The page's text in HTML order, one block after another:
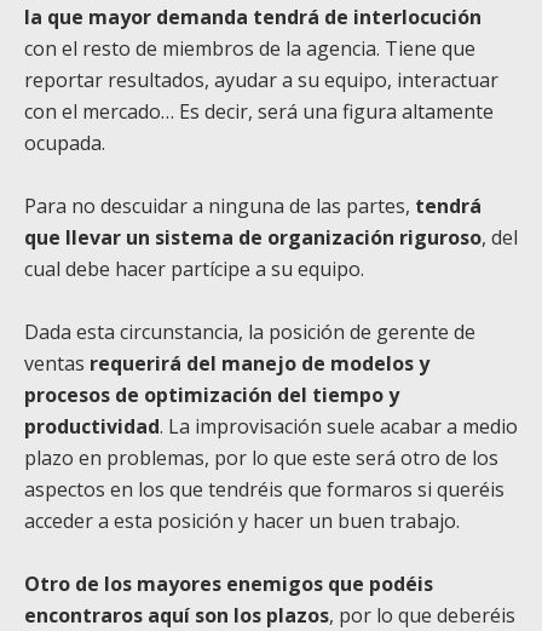
la que mayor demanda tendrá de interlocución
con el resto de miembros de la agencia. Tiene que
reportar resultados, ayudar a su equipo, interactuar
con el mercado… Es decir, será una figura altamente
ocupada.
Para no descuidar a ninguna de las partes, tendrá
que llevar un sistema de organización riguroso, del
cual debe hacer partícipe a su equipo.
Dada esta circunstancia, la posición de gerente de
ventas requerirá del manejo de modelos y
procesos de optimización del tiempo y
productividad. La improvisación suele acabar a medio
plazo en problemas, por lo que este será otro de los
aspectos en los que tendréis que formaros si queréis
acceder a esta posición y hacer un buen trabajo.
Otro de los mayores enemigos que podéis
encontraros aquí son los plazos, por lo que deberéis